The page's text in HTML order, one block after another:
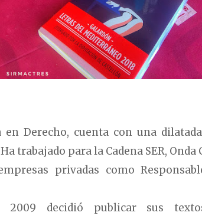
en Derecho, cuenta con una
trabajado para la Cadena SER, Onda
privadas como
2009 decidió publicar sus